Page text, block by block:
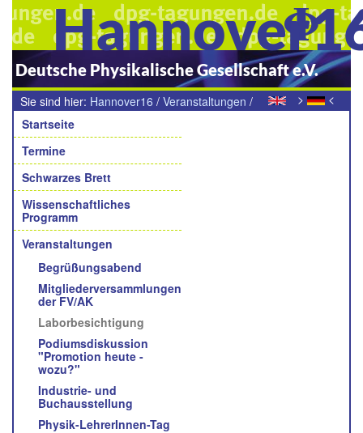
Deutsche Physikalische Gesellschaft e.V.
> <
Sie sind hier: Hannover16 / Veranstaltungen /
Laborbesichtigungen
Navigation
Startseite
Termine
Schwarzes Brett
Wissenschaftliches
Programm
Veranstaltungen
Begrüßungsabend
Mitgliederversammlungen
der FV/AK
Laborbesichtigung
Podiumsdiskussion
"Promotion heute -
wozu?"
Industrie- und
Buchausstellung
Physik-LehrerInnen-Tag